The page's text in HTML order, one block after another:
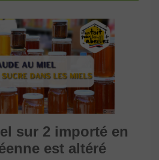
sur 2 importé en
est altéré